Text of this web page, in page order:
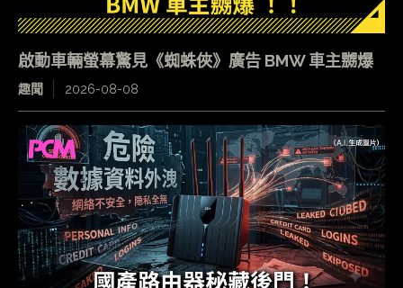
啟動車輛螢幕驚見《蜘蛛俠》廣告 BMW 車主嬲爆
趣聞 2026-08-08